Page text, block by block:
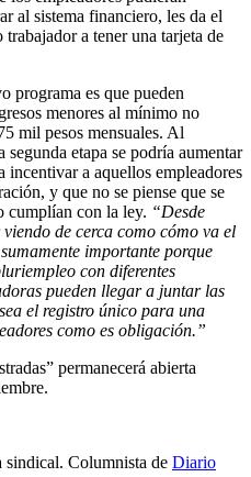
al sistema financiero, les da el
a tener una tarjeta de
programa es que pueden
menores al mínimo no
mil pesos mensuales. Al
etapa se podría aumentar
incentivar a aquellos empleadores
y que no se piense que se
cumplían con la ley. “Desde
de cerca como cómo va el
importante porque
con diferentes
pueden llegar a juntar las
el registro único para una
como es obligación.”
permanecerá abierta
Columnista de Diario